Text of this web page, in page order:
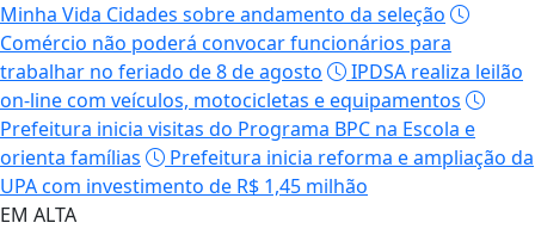
Minha Vida Cidades sobre andamento da seleção
Comércio não poderá convocar funcionários para
trabalhar no feriado de 8 de agosto
IPDSA realiza leilão
on-line com veículos, motocicletas e equipamentos
Prefeitura inicia visitas do Programa BPC na Escola e
orienta famílias
Prefeitura inicia reforma e ampliação da
UPA com investimento de R$ 1,45 milhão
EM ALTA